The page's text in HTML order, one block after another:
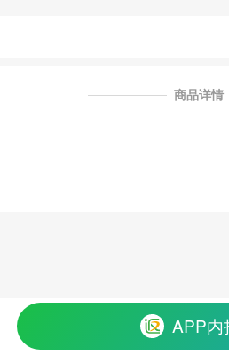
商品详情
APP内